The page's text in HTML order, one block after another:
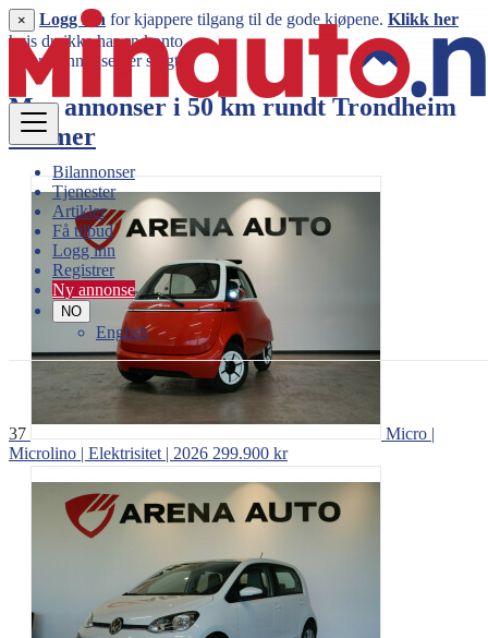
Bilannonser
Tjenester
Artikler
Få tilbud
Logg inn
Registrer
Ny annonse
NO
English
× Logg inn for kjappere tilgang til de gode kjøpene. Klikk her
hvis du ikke har en konto.
Denne annonsen er solgt
Mer annonser i 50 km rundtTrondheim
Vis mer
37
Micro |
Microlino | Elektrisitet | 2026 299.900 kr